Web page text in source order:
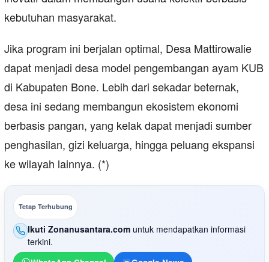
kebutuhan masyarakat.
Jika program ini berjalan optimal, Desa Mattirowalie
dapat menjadi desa model pengembangan ayam KUB
di Kabupaten Bone. Lebih dari sekadar beternak,
desa ini sedang membangun ekosistem ekonomi
berbasis pangan, yang kelak dapat menjadi sumber
penghasilan, gizi keluarga, hingga peluang ekspansi
ke wilayah lainnya. (*)
Tetap Terhubung
Ikuti Zonanusantara.com untuk mendapatkan informasi
terkini.